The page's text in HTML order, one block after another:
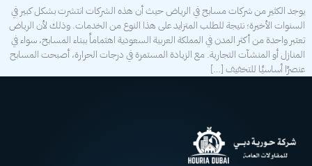
يوجد الكثير من شركات مسابح في الرياض حيث أن هذه الشركات انتشرت بشكل كبير في
السنوات الأخيرة؛ نتيجة للطلب المتزايد على هذا النوع من الخدمات. وذلك لأن الرياض
تعتبر واحدة من أكثر المدن في المملكة العربية السعودية اهتماماً ببناء المسابح، سواء في
المنازل أو المنشآت التجارية. مع الزيادة المستمرة في درجات الحرارة، أصبحت المسابح
عنصرًا أساسيًا للتخفيف […]